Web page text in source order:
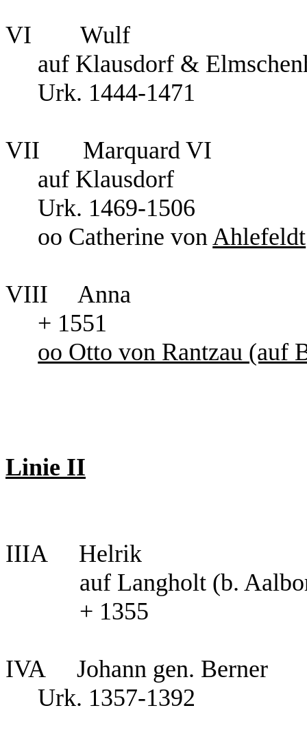
VI Wulf
auf Klausdorf &
Urk. 1444-1471
VII Marquard VI
auf Klausdorf
Urk. 1469-1506
oo Catherine vonAhlefeldt
VIII Anna
+ 1551
oo Otto von Rantzau (auf
Linie II
IIIA Helrik
auf Langholt (b.
+ 1355
IVA Johann gen. Berner
Urk. 1357-1392